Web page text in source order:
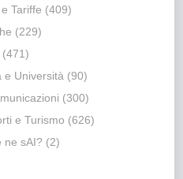
Tariffe (409)
(229)
(471)
e Università (90)
(300)
e Turismo (626)
ne sAI? (2)